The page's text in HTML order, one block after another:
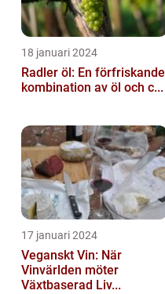
18 januari 2024
Radler öl: En förfriskande
kombination av öl och c...
17 januari 2024
Veganskt Vin: När
Vinvärlden möter
Växtbaserad Liv...